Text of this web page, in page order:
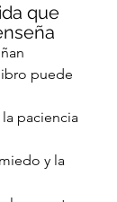
que
puede
paciencia
y la